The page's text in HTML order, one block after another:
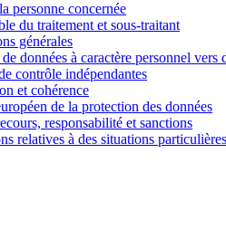
personne concernée
du traitement et sous-traitant
générales
données à caractère personnel vers
contrôle indépendantes
et cohérence
de la protection des données
responsabilité et sanctions
relatives à des situations